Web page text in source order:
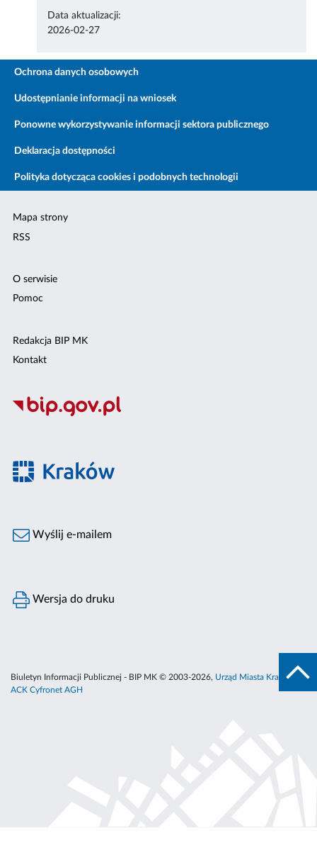
Data aktualizacji:
2026-02-27
Ochrona danych osobowych
Udostępnianie informacji na wniosek
Ponowne wykorzystywanie informacji sektora publicznego
Deklaracja dostępności
Polityka dotycząca cookies i podobnych technologii
Mapa strony
RSS
O serwisie
Pomoc
Redakcja BIP MK
Kontakt
Wyślij e-mailem
Wersja do druku
Biuletyn Informacji Publicznej - BIP MK © 2003-2026, Urząd Miasta Krakowa
ACK Cyfronet AGH